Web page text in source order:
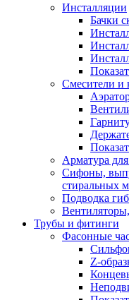
Инсталляции
Бачки
Смесители и
Арматура
Сифоны,
стиральных
Подводка
Трубы и фитинги
Фасонные
Z-